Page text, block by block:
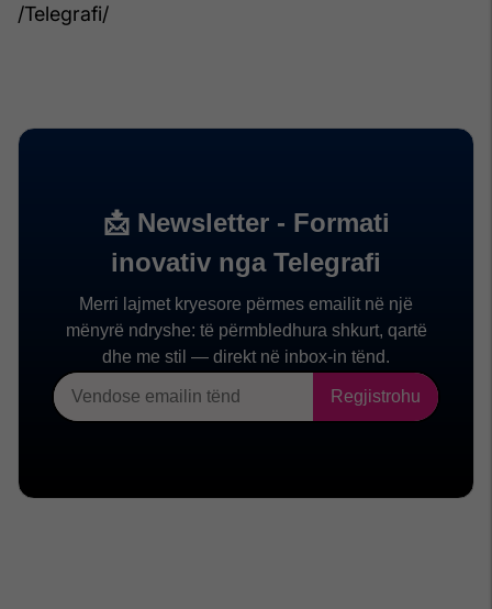
/Telegrafi/